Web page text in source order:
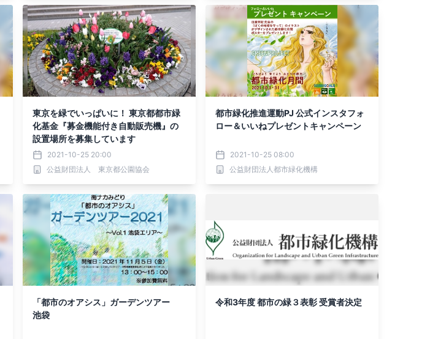
東京を緑でいっぱいに！ 東京都都市緑
化基金『募金機能付き自動販売機』の
設置場所を募集しています
2021-10-25 20:00
公益財団法人 東京都公園協会
都市緑化推進運動PJ 公式インスタフォ
ロー＆いいねプレゼントキャンペーン
2021-10-25 08:00
公益財団法人都市緑化機構
「都市のオアシス」ガーデンツアー
池袋
令和3年度 都市の緑３表彰 受賞者決定